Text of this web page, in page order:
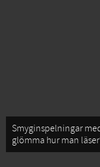
Smyginspelningar
glömma hur man